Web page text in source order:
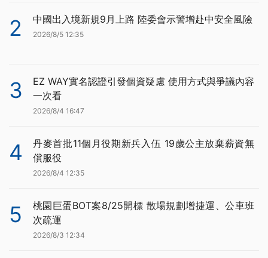
2 中國出入境新規9月上路 陸委會示警增赴中安全風險
2026/8/5 12:35
3
EZ WAY實名認證引發個資疑慮 使用方式與爭議內容
一次看
2026/8/4 16:47
4
丹麥首批11個月役期新兵入伍 19歲公主放棄薪資無
償服役
2026/8/4 12:35
5
桃園巨蛋BOT案8/25開標 散場規劃增捷運、公車班
次疏運
2026/8/3 12:34